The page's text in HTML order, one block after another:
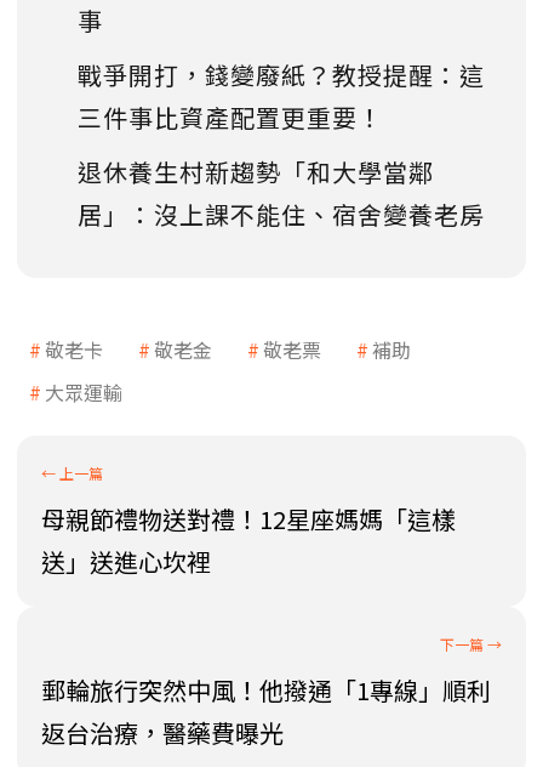
事
戰爭開打，錢變廢紙？教授提醒：這
三件事比資產配置更重要！
退休養生村新趨勢「和大學當鄰
居」：沒上課不能住、宿舍變養老房
敬老卡 敬老金 敬老票
補助
大眾運輸
母親節禮物送對禮！12星座媽媽「這樣
送」送進心坎裡
郵輪旅行突然中風！他撥通「1專線」順利
返台治療，醫藥費曝光